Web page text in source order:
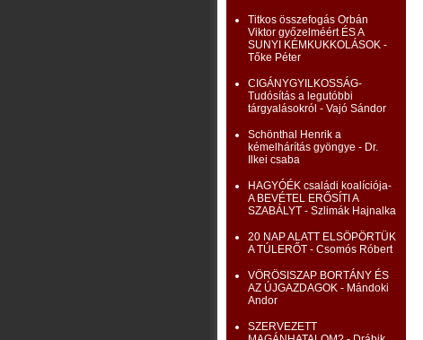
Titkos összefogás Orbán
Viktor győzelméért ÉS A
SUNYI KÉMKUKKOLÁSOK -
Tőke Péter
CIGÁNYGYILKOSSÁG-
Tudósítás a legutóbbi
tárgyalásokról - Vajó Sándor
Schönthal Henrik a
kémelhárítás gyöngye - Dr.
Ilkei csaba
HAGYÓÉK családi koalíciója-
A BEVÉTEL ERŐSÍTI A
SZABÁLYT - Szlimák Hajnalka
20 NAP ALATT ELSÖPÖRTÜK
A TÚLERŐT - Csomós Róbert
VÖRÖSISZAP BORTÁNY ÉS
AZ ÚJGAZDAGOK - Mándoki
Andor
SZERVEZETT